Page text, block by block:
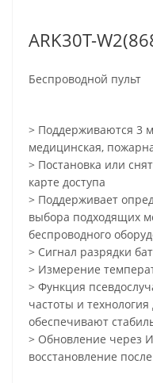
ARK30T-
Беспроводной пульт
> Поддерживаются 3
медицинская,
> Постановка или
карте доступа
> Поддерживает
выбора подходящих
беспроводного
> Сигнал разрядки
> Измерение
> Функция
частоты и
обеспечивают
> Обновление через
восстановление